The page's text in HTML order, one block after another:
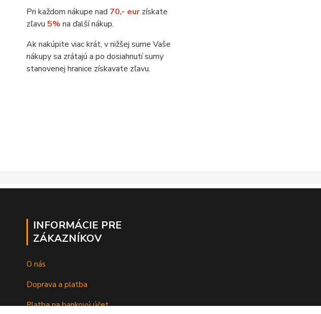
Pri každom nákupe nad 70,- eurzískate
zľavu 5% na ďalší nákup.
Ak nakúpite viac krát, v nižšej sume Vaše
nákupy sa zrátajú a po dosiahnutí sumy
stanovenej hranice získavate zľavu.
INFORMÁCIE PRE
ZÁKAZNÍKOV
O nás
Doprava a platba
Platba na bankový účet